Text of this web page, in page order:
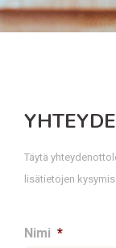
Täytä
lisätietojen
Nimi *